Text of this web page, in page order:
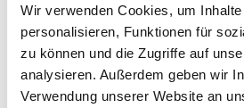
Wir verwenden Cookies, um
personalisieren, Funktionen für
zu können und die Zugriffe auf
analysieren. Außerdem geben wir
Verwendung unserer Website an
1 095.00€
Se produkten